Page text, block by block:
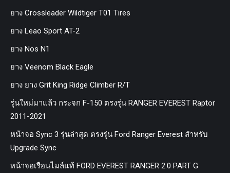
ยาง Crossleader Wildtiger T01 Tires
ยาง Leao Sport AT-2
ยาง Nos N1
ยาง Veenom Black Eagle
ยาง ยาง Grit King Ridge Climber R/T
รุ่นใหม่มาแล้ว กระจก F-150 ตรงรุ่น RANGER EVEREST Raptor
2011-2021
หน้าจอ Sync 3 รุ่นล่าสุด ตรงรุ่น Ford Ranger Everest สำหรับ
Upgrade Sync
หน้าจอเรือนไมล์แท้ FORD EVEREST RANGER 2.0 PART G